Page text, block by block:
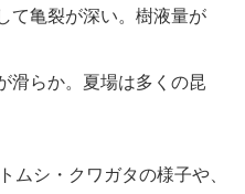
て亀裂が深い。樹液量が
滑らか。夏場は多くの昆
ムシ・クワガタの様子や、